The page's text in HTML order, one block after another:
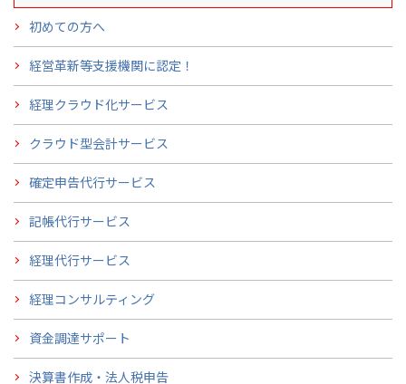
初めての方へ
経営革新等支援機関に認定！
経理クラウド化サービス
クラウド型会計サービス
確定申告代行サービス
記帳代行サービス
経理代行サービス
経理コンサルティング
資金調達サポート
決算書作成・法人税申告